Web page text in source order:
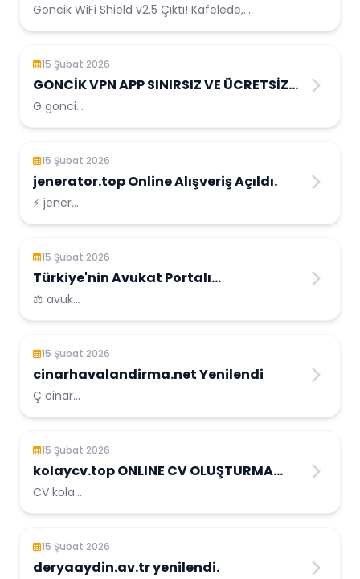
Goncik WiFi Shield v2.5 Çıktı! Kafelede,
15 Şubat 2026
GONCİK VPN APP SINIRSIZ VE ÜCRETSİZ
VPNG gonci...
15 Şubat 2026
jenerator.top Online Alışveriş Açıldı.
⚡ jener...
15 Şubat 2026
Türkiye'nin Avukat Portalı
avukatlar.top
⚖️ avuk...
15 Şubat 2026
cinarhavalandirma.net Yenilendi
Ç cinar...
15 Şubat 2026
kolaycv.top ONLINE CV OLUŞTURMA
PLATFORMU
CV kola...
15 Şubat 2026
deryaaydin.av.tr yenilendi.